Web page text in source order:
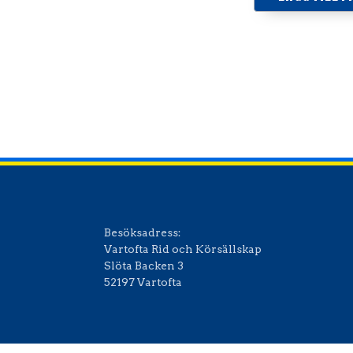
Besöksadress:
Vartofta Rid och Körsällskap
Slöta Backen 3
52197 Vartofta